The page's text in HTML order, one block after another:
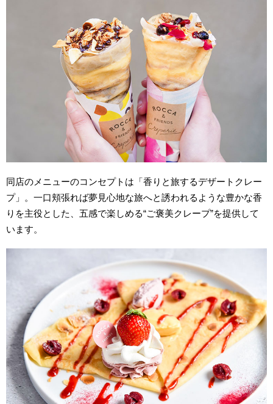
同店のメニューのコンセプトは「香りと旅するデザートクレー
プ」。一口頬張れば夢見心地な旅へと誘われるような豊かな香
りを主役とした、五感で楽しめる“ご褒美クレープ”を提供して
います。